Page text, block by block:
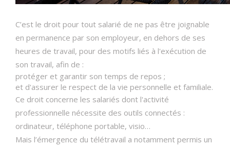
C’est le droit pour tout salarié de ne pas être joignable
en permanence par son employeur, en dehors de ses
heures de travail, pour des motifs liés à l'exécution de
son travail, afin de :
protéger et garantir son temps de repos ;
et d'assurer le respect de la vie personnelle et familiale.
Ce droit concerne les salariés dont l'activité
professionnelle nécessite des outils connectés :
ordinateur, téléphone portable, visio…
Mais l’émergence du télétravail a notamment permis un